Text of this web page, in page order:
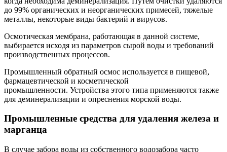
до 99% органических и неорганических примесей, тяжелые
металлы, некоторые виды бактерий и вирусов.
Осмотическая мембрана, работающая в данной системе,
выбирается исходя из параметров сырой воды и требований
производственных процессов.
Промышленный обратный осмос используется в пищевой,
фармацевтической и косметической
промышленности. Устройства этого типа применяются также
для деминерализации и опреснения морской воды.
Промышленные средства для удаления железа и
марганца
В случае забора воды из собственного водозабора часто